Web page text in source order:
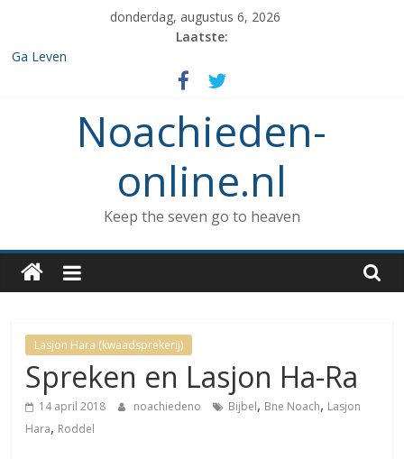
inhoud
donderdag, augustus 6, 2026
Laatste:
Ga Leven
De de 7 geboden die aan Noach werd gegeven en het verbod op
enige vorm van rituele Sabbat rust.
Het verzamelen van dieren in de ark
Wat kunnen Noachieden lezen tijdens Tishe B’Av?
Noachieden-
online.nl
Keep the seven go to heaven
Lasjon Hara (kwaadsprekerij)
Spreken en Lasjon Ha-Ra
14 april 2018 noachiedeno Bijbel, Bne Noach, Lasjon
Hara, Roddel